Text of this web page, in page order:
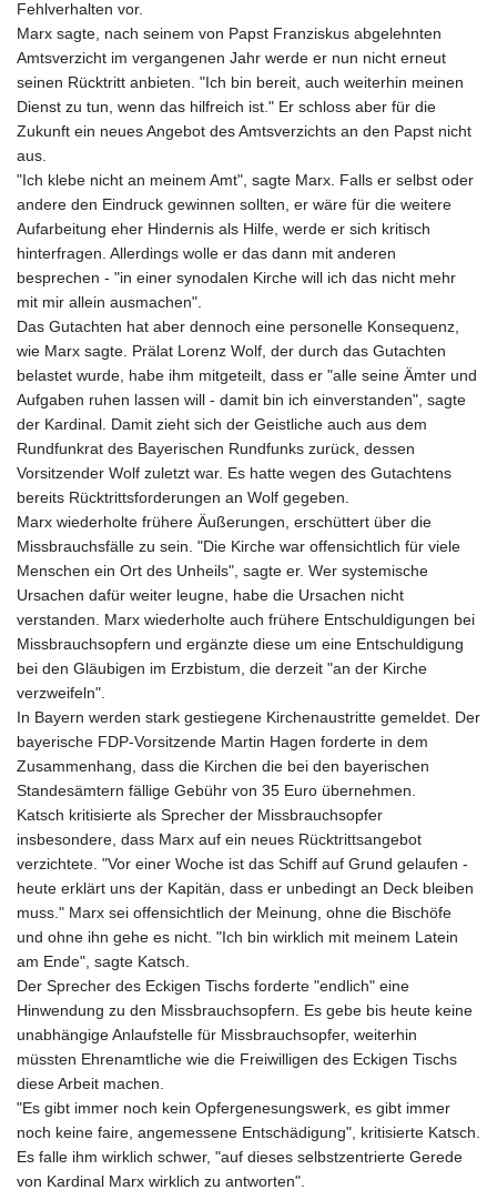
Fehlverhalten vor.
Marx sagte, nach seinem von Papst Franziskus abgelehnten
Amtsverzicht im vergangenen Jahr werde er nun nicht erneut
seinen Rücktritt anbieten. "Ich bin bereit, auch weiterhin meinen
Dienst zu tun, wenn das hilfreich ist." Er schloss aber für die
Zukunft ein neues Angebot des Amtsverzichts an den Papst nicht
aus.
"Ich klebe nicht an meinem Amt", sagte Marx. Falls er selbst oder
andere den Eindruck gewinnen sollten, er wäre für die weitere
Aufarbeitung eher Hindernis als Hilfe, werde er sich kritisch
hinterfragen. Allerdings wolle er das dann mit anderen
besprechen - "in einer synodalen Kirche will ich das nicht mehr
mit mir allein ausmachen".
Das Gutachten hat aber dennoch eine personelle Konsequenz,
wie Marx sagte. Prälat Lorenz Wolf, der durch das Gutachten
belastet wurde, habe ihm mitgeteilt, dass er "alle seine Ämter und
Aufgaben ruhen lassen will - damit bin ich einverstanden", sagte
der Kardinal. Damit zieht sich der Geistliche auch aus dem
Rundfunkrat des Bayerischen Rundfunks zurück, dessen
Vorsitzender Wolf zuletzt war. Es hatte wegen des Gutachtens
bereits Rücktrittsforderungen an Wolf gegeben.
Marx wiederholte frühere Äußerungen, erschüttert über die
Missbrauchsfälle zu sein. "Die Kirche war offensichtlich für viele
Menschen ein Ort des Unheils", sagte er. Wer systemische
Ursachen dafür weiter leugne, habe die Ursachen nicht
verstanden. Marx wiederholte auch frühere Entschuldigungen bei
Missbrauchsopfern und ergänzte diese um eine Entschuldigung
bei den Gläubigen im Erzbistum, die derzeit "an der Kirche
verzweifeln".
In Bayern werden stark gestiegene Kirchenaustritte gemeldet. Der
bayerische FDP-Vorsitzende Martin Hagen forderte in dem
Zusammenhang, dass die Kirchen die bei den bayerischen
Standesämtern fällige Gebühr von 35 Euro übernehmen.
Katsch kritisierte als Sprecher der Missbrauchsopfer
insbesondere, dass Marx auf ein neues Rücktrittsangebot
verzichtete. "Vor einer Woche ist das Schiff auf Grund gelaufen -
heute erklärt uns der Kapitän, dass er unbedingt an Deck bleiben
muss." Marx sei offensichtlich der Meinung, ohne die Bischöfe
und ohne ihn gehe es nicht. "Ich bin wirklich mit meinem Latein
am Ende", sagte Katsch.
Der Sprecher des Eckigen Tischs forderte "endlich" eine
Hinwendung zu den Missbrauchsopfern. Es gebe bis heute keine
unabhängige Anlaufstelle für Missbrauchsopfer, weiterhin
müssten Ehrenamtliche wie die Freiwilligen des Eckigen Tischs
diese Arbeit machen.
"Es gibt immer noch kein Opfergenesungswerk, es gibt immer
noch keine faire, angemessene Entschädigung", kritisierte Katsch.
Es falle ihm wirklich schwer, "auf dieses selbstzentrierte Gerede
von Kardinal Marx wirklich zu antworten".